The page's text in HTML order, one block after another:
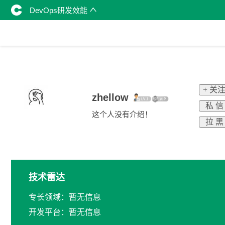
DevOps研发效能
zhellow
这个人没有介绍！
+ 关注
私 信
拉 黑
技术雷达
专长领域：暂无信息
开发平台：暂无信息